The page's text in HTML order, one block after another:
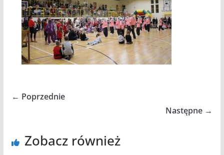
← Poprzednie
Następne →
Zobacz również